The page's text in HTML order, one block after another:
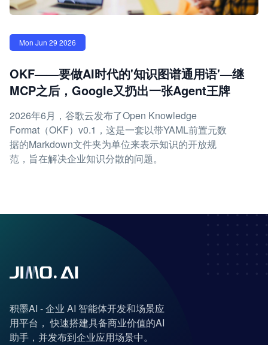
Mon Jun 29 2026
OKF——要做AI时代的'知识图谱通用语'—继
MCP之后，Google又扔出一张Agent王牌
2026年6月，谷歌云发布了Open Knowledge
Format（OKF）v0.1，这是一套以带YAML前置元数
据的Markdown文件夹为单位来表示知识的开放规
范，旨在解决企业知识分散的问题。
积墨AI - 企业 AI 智能体开发和场景应
用平台， 快速搭建具备商业价值的AI
助手，并发布到企业应用场景中。